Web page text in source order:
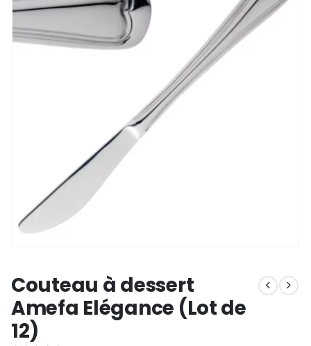
Couteau à dessert
Amefa Elégance (Lot de
12)